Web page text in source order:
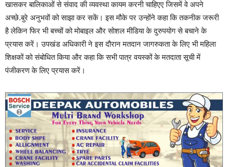
खासकर बालिकाओं से संवाद की व्यवस्था कायम करनी चाहिएए जिसमें वे अपने
अच्छे.बुरे अनुभवों को साझा कर सकें। इस मौके पर उन्होंने कहा कि तकनीक जरूरी
है लेकिन फिर भी बच्चों को मोबाइल और सोशल मीडिया के दुरुपयोग से बचाने के
प्रयास करें। उपखंड अधिकारी ने इस दौरान मतदान जागरुकता के लिए भी महिला
शिक्षकों को संबोधित किया और कहा कि सभी पात्र वयस्कों के मतदाता सूची में
पंजीकरण के लिए प्रयास करें।